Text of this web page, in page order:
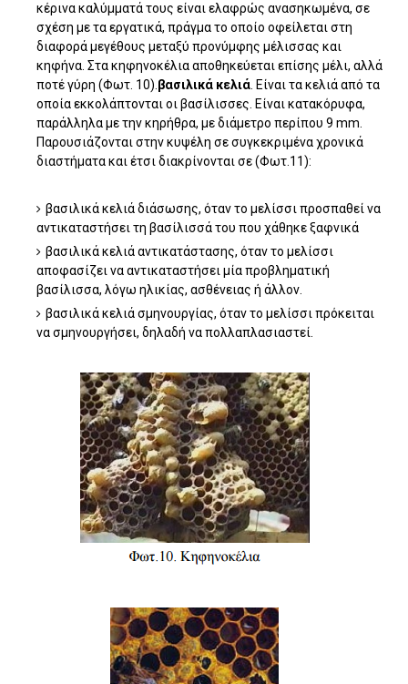
κέρινα καλύμματά τους είναι ελαφρώς ανασηκωμένα, σε
σχέση με τα εργατικά, πράγμα το οποίο οφείλεται στη
διαφορά μεγέθους μεταξύ προνύμφης μέλισσας και
κηφήνα. Στα κηφηνοκέλια αποθηκεύεται επίσης μέλι, αλλά
ποτέ γύρη (Φωτ. 10). βασιλικά κελιά . Είναι τα κελιά από τα
οποία εκκολάπτονται οι βασίλισσες. Είναι κατακόρυφα,
παράλληλα με την κηρήθρα, με διάμετρο περίπου 9 mm.
Παρουσιάζονται στην κυψέλη σε συγκεκριμένα χρονικά
διαστήματα και έτσι διακρίνονται σε (Φωτ.11):
βασιλικά κελιά διάσωσης, όταν το μελίσσι προσπαθεί να
αντικαταστήσει τη βασίλισσά του που χάθηκε ξαφνικά
βασιλικά κελιά αντικατάστασης, όταν το μελίσσι
αποφασίζει να αντικαταστήσει μία προβληματική
βασίλισσα, λόγω ηλικίας, ασθένειας ή άλλον.
βασιλικά κελιά σμηνουργίας, όταν το μελίσσι πρόκειται
να σμηνουργήσει, δηλαδή να πολλαπλασιαστεί.